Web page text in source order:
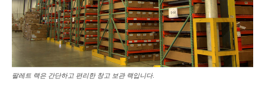
팔레트 랙은 간단하고 편리한 창고 보관 랙입니다.